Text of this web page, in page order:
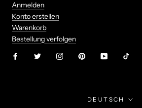
Anmelden
Konto erstellen
Warenkorb
Bestellung verfolgen
Sprache
DEUTSCH